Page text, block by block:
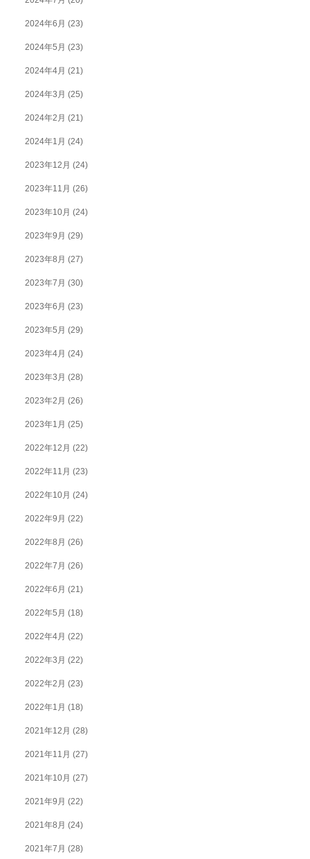
2024年6月 (23)
2024年5月 (23)
2024年4月 (21)
2024年3月 (25)
2024年2月 (21)
2024年1月 (24)
2023年12月 (24)
2023年11月 (26)
2023年10月 (24)
2023年9月 (29)
2023年8月 (27)
2023年7月 (30)
2023年6月 (23)
2023年5月 (29)
2023年4月 (24)
2023年3月 (28)
2023年2月 (26)
2023年1月 (25)
2022年12月 (22)
2022年11月 (23)
2022年10月 (24)
2022年9月 (22)
2022年8月 (26)
2022年7月 (26)
2022年6月 (21)
2022年5月 (18)
2022年4月 (22)
2022年3月 (22)
2022年2月 (23)
2022年1月 (18)
2021年12月 (28)
2021年11月 (27)
2021年10月 (27)
2021年9月 (22)
2021年8月 (24)
2021年7月 (28)